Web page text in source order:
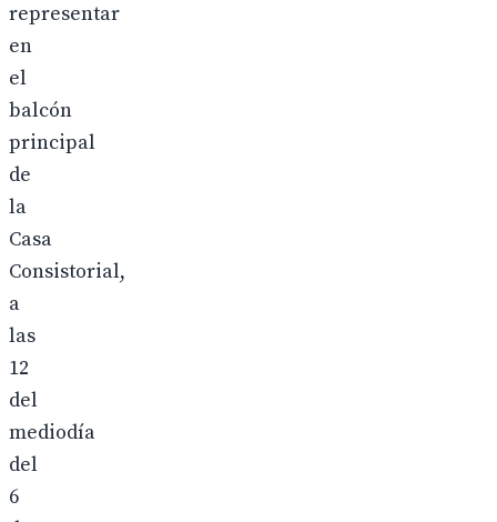
representar
en
el
balcón
principal
de
la
Casa
Consistorial,
a
las
12
del
mediodía
del
6